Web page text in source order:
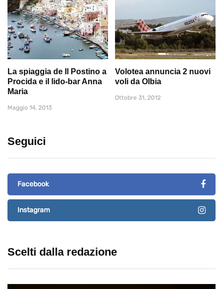
La spiaggia de Il Postino a
Procida e il lido-bar Anna
Maria
Maggio 14, 2013
Volotea annuncia 2 nuovi
voli da Olbia
Ottobre 31, 2012
Seguici
Facebook
Instagram
Scelti dalla redazione